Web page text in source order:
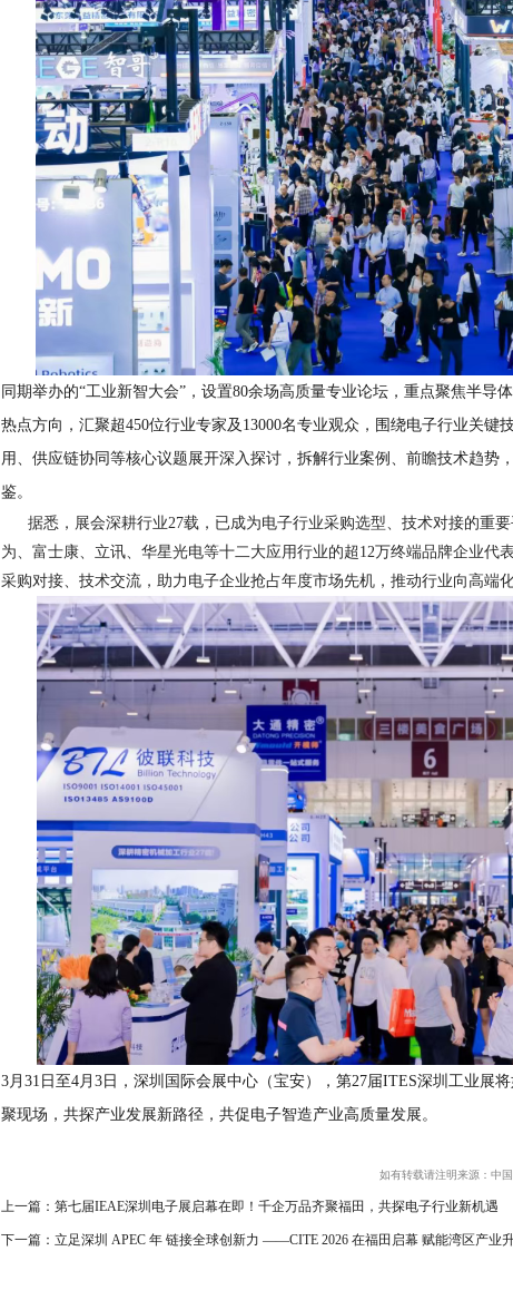
同期举办的“工业新智大会”，设置80余场高质量专业论坛，重点聚焦半导
热点方向，汇聚超450位行业专家及13000名专业观众，围绕电子行业关键
用、供应链协同等核心议题展开深入探讨，拆解行业案例、前瞻技术趋势
鉴。
据悉，展会深耕行业27载，已成为电子行业采购选型、技术对接的重
为、富士康、立讯、华星光电等十二大应用行业的超12万终端品牌企业代
采购对接、技术交流，助力电子企业抢占年度市场先机，推动行业向高端
3月31日至4月3日，深圳国际会展中心（宝安），第27届ITES深圳工业展
聚现场，共探产业发展新路径，共促电子智造产业高质量发展。
如有转载请注明来源：中
上一篇：第七届IEAE深圳电子展启幕在即！千企万品齐聚福田，共探电子行业新机遇
下一篇：立足深圳 APEC 年 链接全球创新力 ——CITE 2026 在福田启幕 赋能湾区产业